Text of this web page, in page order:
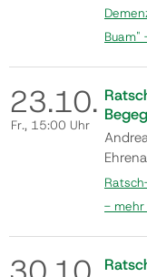
Alltag
als
als
Buam"
23.10.
Fr., 15:00 Uhr
17
Hitze
-